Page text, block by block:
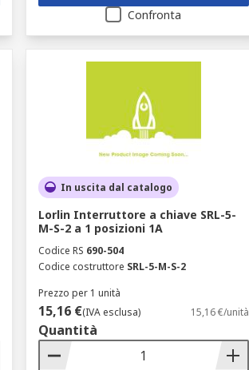
Confronta
In uscita dal catalogo
Lorlin Interruttore a chiave SRL-5-
M-S-2 a 1 posizioni 1A
Codice RS 690-504
Codice costruttore SRL-5-M-S-2
Prezzo per 1 unità
15,16 €(IVA esclusa) 15,16 €/unità
Quantità